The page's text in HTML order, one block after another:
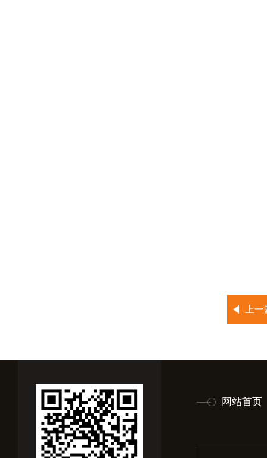
上
网站首页